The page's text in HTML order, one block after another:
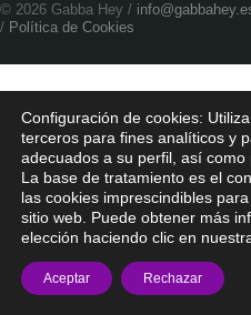
© 2026 Gabba Hey /
/ Política de Cookies
Configuración de cookies:
terceros para fines analíticos y
adecuados a su perfil, así como
La base de tratamiento es el
las cookies imprescindibles
sitio web. Puede obtener más
elección haciendo clic en
Aceptar Rechazar